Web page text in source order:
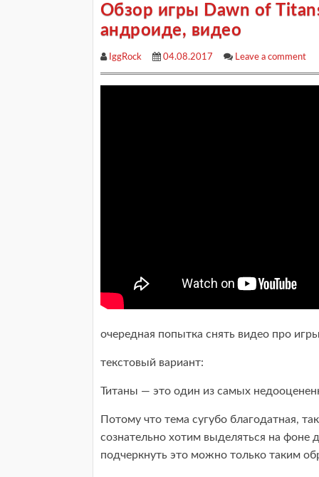
Обзор игры Dawn of
андроиде, видео
IggRock 04.08.2017 Leave a comment
очередная попытка снять видео про
текстовый вариант:
Титаны — это один из самых
Потому что тема сугубо благодатная,
сознательно хотим выделяться на фоне
подчеркнуть это можно только таким